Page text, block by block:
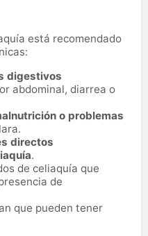
está recomendado
digestivos
abdominal, diarrea o
o problemas
directos
.
de celiaquía que
de
que pueden tener